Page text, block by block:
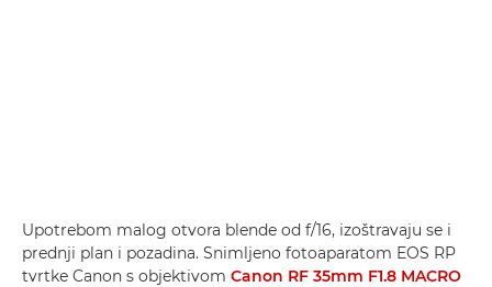
Upotrebom malog otvora blende od f/16, izoštravaju se i
prednji plan i pozadina. Snimljeno fotoaparatom EOS RP
tvrtke Canon s objektivom Canon RF 35mm F1.8 MACRO